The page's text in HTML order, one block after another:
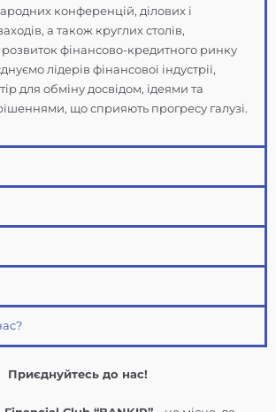
конференцій, ділових і
а також круглих столів,
фінансово-кредитного ринку
лідерів фінансової індустрії,
для обміну досвідом, ідеями та
що сприяють прогресу галузі.
Приєднуйтесь до нас!